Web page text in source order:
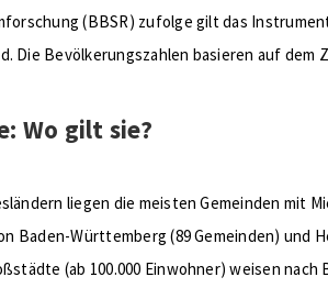
(BBSR) zufolge gilt das
Die Bevölkerungszahlen basieren auf dem
Wo gilt sie?
liegen die meisten Gemeinden mit
Baden-Württemberg (89 Gemeinden) und
(ab 100.000 Einwohner) weisen nach